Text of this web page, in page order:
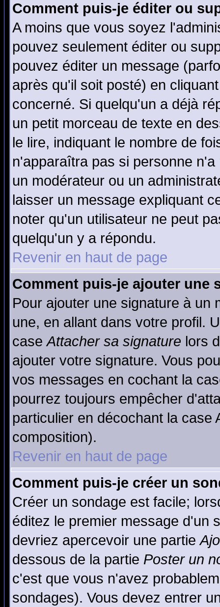
Comment puis-je éditer ou
A moins que vous soyez
pouvez seulement éditer ou
pouvez éditer un message
après qu'il soit posté) en
concerné. Si quelqu'un a déjà
un petit morceau de texte en
le lire, indiquant le nombre de
n'apparaîtra pas si personne
un modérateur ou un
laisser un message expliquant
noter qu'un utilisateur ne peut
quelqu'un y a répondu.
Revenir en haut de page
Comment puis-je ajouter une
Pour ajouter une signature à un
une, en allant dans votre profil.
caseAttacher sa signature lors
ajouter votre signature. Vous
vos messages en cochant la
pourrez toujours empêcher
particulier en décochant la
composition).
Revenir en haut de page
Comment puis-je créer un
Créer un sondage est facile;
éditez le premier message d'un
devriez apercevoir une partie
dessous de la partie Poster un
c'est que vous n'avez
sondages). Vous devez entrer